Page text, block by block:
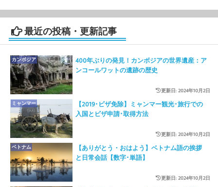
最近の投稿・更新記事
400年ぶりの発見！カンボジアの世界遺産：ア
ンコールワットの遺跡の歴史
カンボジア
更新日: 2024年10月2日
【2019･ビザ免除】ミャンマー観光･旅行での
入国とビザ申請･取得方法
ミャンマー
更新日: 2024年10月2日
【ありがとう・おはよう】ベトナム語の挨拶
と日常会話【数字･単語】
ベトナム
更新日: 2024年10月2日